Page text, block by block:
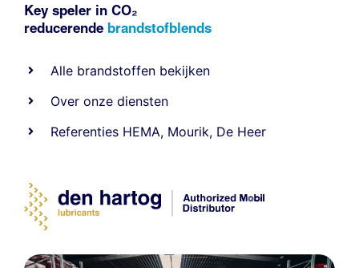
Key speler in CO₂
reducerende brandstofblends
Alle brandstoffen bekijken
Over onze diensten
Referenties HEMA, Mourik, De Heer